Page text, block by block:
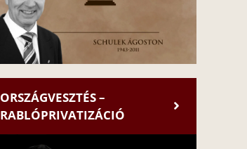
ORSZÁGVESZTÉS –
RABLÓPRIVATIZÁCIÓ